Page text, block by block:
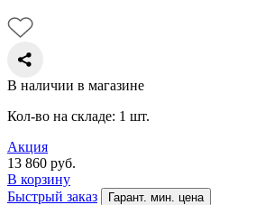
В наличии в магазине
Кол-во на складе: 1 шт.
Акция
13 860 руб.
В корзину
Быстрый заказ
Гарант. мин. цена